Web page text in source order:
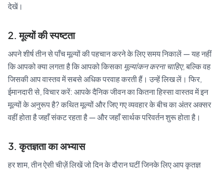
देखें।
2. मूल्यों की स्पष्टता
अपने शीर्ष तीन से पाँच मूल्यों की पहचान करने के लिए समय निकालें — यह नहीं
कि आपको क्या लगता है कि आपको किसकामूल्यांकन करना चाहिए, बल्कि वह
जिसकी आप वास्तव में सबसे अधिक परवाह करती हैं। उन्हें लिख लें। फिर,
ईमानदारी से, विचार करें: आपके दैनिक जीवन का कितना हिस्सा वास्तव में इन
मूल्यों के अनुरूप है? कथित मूल्यों और जिए गए व्यवहार के बीच का अंतर अक्सर
वहीं होता है जहाँ संकट रहता है — और जहाँ सार्थक परिवर्तन शुरू होता है।
3. कृतज्ञता का अभ्यास
हर शाम, तीन ऐसी चीज़ें लिखें जो दिन के दौरान घटीं जिनके लिए आप कृतज्ञ